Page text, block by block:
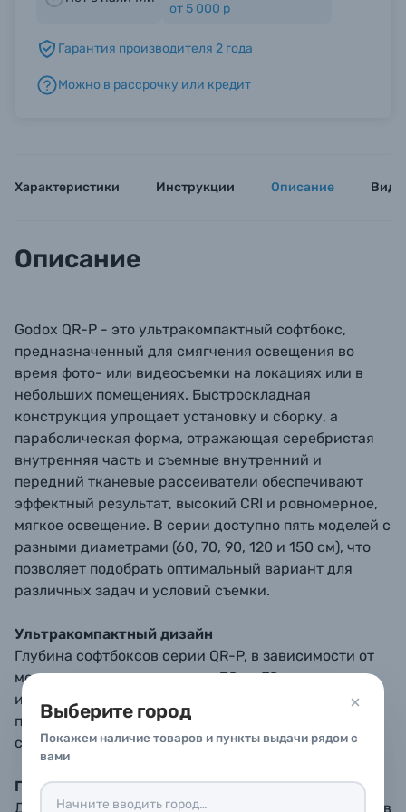
Выберите город
Покажем наличие товаров и пункты выдачи рядом с
вами
Б/У фототехника (Комиссионные товары)
от 5 000 р
Гарантия производителя 2 года
Можно в рассрочку или кредит
Характеристики Инструкции Описание
Описание
Godox QR-P - это ультракомпактный софтбокс,
предназначенный для смягчения освещения во
время фото- или видеосъемки на локациях или в
небольших помещениях. Быстроскладная
конструкция упрощает установку и сборку, а
параболическая форма, отражающая серебристая
внутренняя часть и съемные внутренний и
передний тканевые рассеиватели обеспечивают
эффектный результат, высокий CRI и ровномерное,
мягкое освещение. В серии доступно пять моделей с
разными диаметрами (60, 70, 90, 120 и 150 см), что
позволяет подобрать оптимальный вариант для
различных задач и условий съемки.
Ультракомпактный дизайн
Глубина софтбоксов серии QR-P, в зависимости от
модели, составляет всего от 30 до 70 см, что
идеально подходит для видеосъемки в небольших
помещениях за пределами специализированной
студии.
Простота сборки и разборки
Для сборки софтбокса поднимите спицы до щелчка в